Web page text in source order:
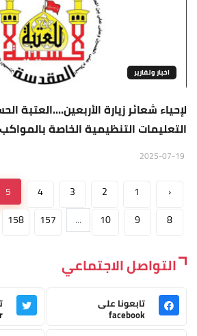
اخبار وتقارير
لإحياء شعائر زيارة الأربعين....العتبة
التعليمات التنظيمية الخاصة بالمواكب
‹
1
2
3
4
5
8
9
10
...
157
158
التواصل الاجتماعي
تابعونا على
facebook